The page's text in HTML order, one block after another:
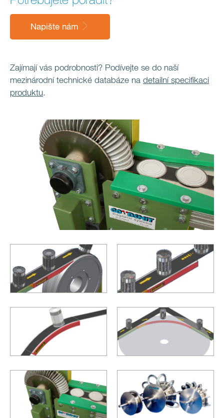
Napište nám
Zajímají vás podrobnosti? Podívejte se do naší
mezinárodní technické databáze na detailní specifikaci
produktu.